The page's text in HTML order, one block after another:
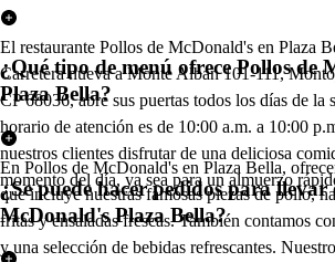
El restaurante Pollos de McDonald's en Plaza
Carretera nueva a Monte Alban 101-111,
CP 68036, abre sus puertas todos los días de la
horario de atención es de 10:00 a.m. a 10:00
nuestros clientes disfrutar de una deliciosa
momento del día, ya sea para un almuerzo
¿Qué tipo de menú ofrece Pollos de
Plaza Bella?
En Pollos de McDonald's en Plaza Bella,
que incluye nuestras famosas piezas de pollo,
fritas y ensaladas frescas. También contamos
y una selección de bebidas refrescantes.
¿Se puede hacer pedidos para llevar
McDonald's Plaza Bella?